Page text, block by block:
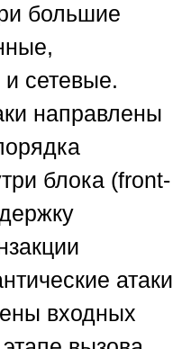
большие
сетевые.
направлены
блока (front-
атаки
входных